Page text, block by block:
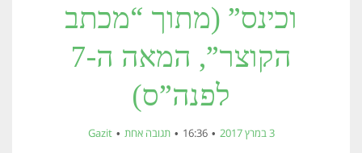
וכינס” (מתוך “מכתב
הקוצר”, המאה ה-7
לפנה”ס)
3 במרץ 2017 16:36 תגובה אחת Gazit